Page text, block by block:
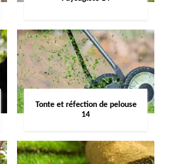
Tonte et réfection de pelouse
14